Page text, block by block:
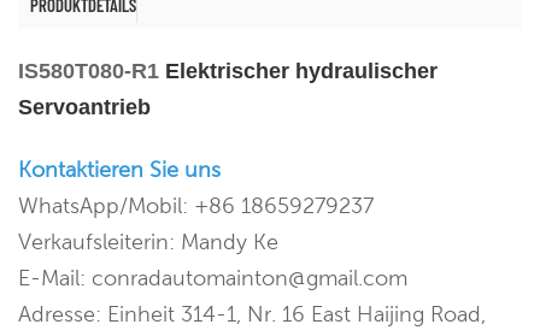
PRODUKTDETAILS
IS580T080-R1 Elektrischer hydraulischer
Servoantrieb
Kontaktieren Sie uns
WhatsApp/Mobil: +86 18659279237
Verkaufsleiterin: Mandy Ke
E-Mail: conradautomainton@gmail.com
Adresse: Einheit 314-1, Nr. 16 East Haijing Road,